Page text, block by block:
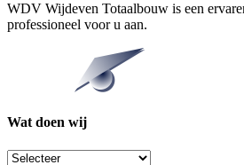
WDV Wijdeven Totaalbouw is een
professioneel voor u aan.
Wat doen wij